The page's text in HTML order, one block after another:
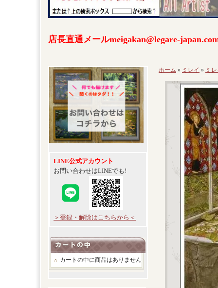
店長直通メールmeigakan@legare-
LINE公式アカウント
お問い合わせはLINEでも!
＞登録・解除はこちらから＜
カートの中に商品はありません
ホーム » ミレイ » ミ